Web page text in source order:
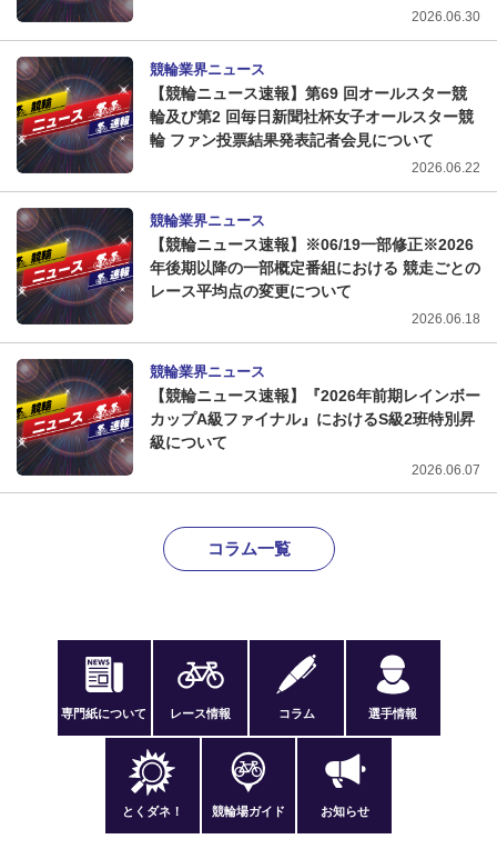
2026.06.30
競輪業界ニュース
【競輪ニュース速報】第69 回オールスター競
輪及び第2 回毎日新聞社杯女子オールスター競
輪 ファン投票結果発表記者会見について
2026.06.22
競輪業界ニュース
【競輪ニュース速報】※06/19一部修正※2026
年後期以降の一部概定番組における 競走ごとの
レース平均点の変更について
2026.06.18
競輪業界ニュース
【競輪ニュース速報】『2026年前期レインボー
カップA級ファイナル』におけるS級2班特別昇
級について
2026.06.07
コラム一覧
専門紙について レース情報 コラム 選手情報
とくダネ！ 競輪場ガイド お知らせ